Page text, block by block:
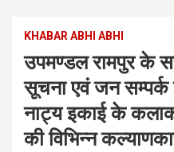
KHABAR ABHI ABHI
उपमण्डल रामपुर के
सूचना एवं जन सम्पर्क
नाट्य इकाई के
की विभिन्न